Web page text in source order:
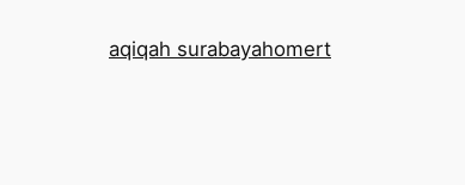
aqiqah surabayahomert